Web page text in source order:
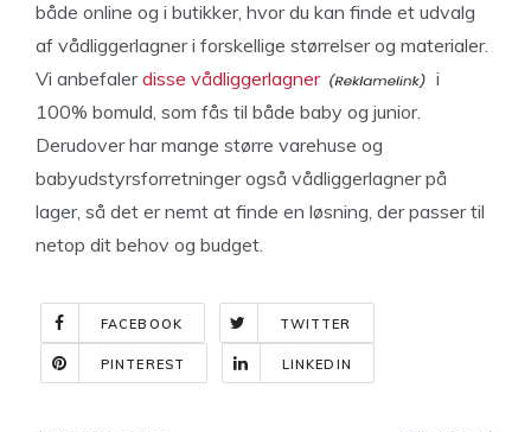
både online og i butikker, hvor du kan finde et udvalg
af vådliggerlagner i forskellige størrelser og materialer.
Vi anbefalerdisse vådliggerlagner
i
100% bomuld, som fås til både baby og junior.
Derudover har mange større varehuse og
babyudstyrsforretninger også vådliggerlagner på
lager, så det er nemt at finde en løsning, der passer til
netop dit behov og budget.
FACEBOOK TWITTER
PINTEREST LINKEDIN